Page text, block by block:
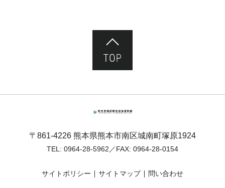
〒861-4226 熊本県熊本市南区城南町塚原1924
TEL: 0964-28-5962 ／FAX: 0964-28-0154
サイトポリシー サイトマップ 問い合わせ